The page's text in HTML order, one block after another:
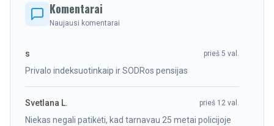
Komentarai
Naujausi komentarai
s prieš 5 val.
Privalo indeksuotinkaip ir SODRos pensijas
Svetlana L. prieš 12 val.
Niekas negali patikėti, kad tarnavau 25 metai policijoje